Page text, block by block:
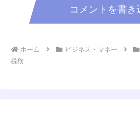
コメントを書き
ホーム ビジネス・マネー
税務